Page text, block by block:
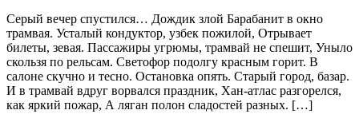
Серый вечер спустился… Дождик злой Барабанит в окно
трамвая. Усталый кондуктор, узбек пожилой, Отрывает
билеты, зевая. Пассажиры угрюмы, трамвай не спешит, Уныло
скользя по рельсам. Светофор подолгу красным горит. В
салоне скучно и тесно. Остановка опять. Старый город, базар.
И в трамвай вдруг ворвался праздник, Хан-атлас разгорелся,
как яркий пожар, А ляган полон сладостей разных. […]